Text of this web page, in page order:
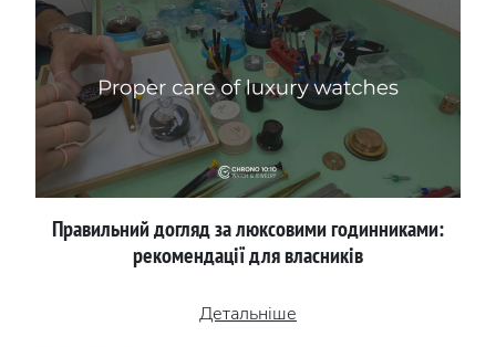
Правильний догляд за люксовими годинниками:
рекомендації для власників
Детальніше